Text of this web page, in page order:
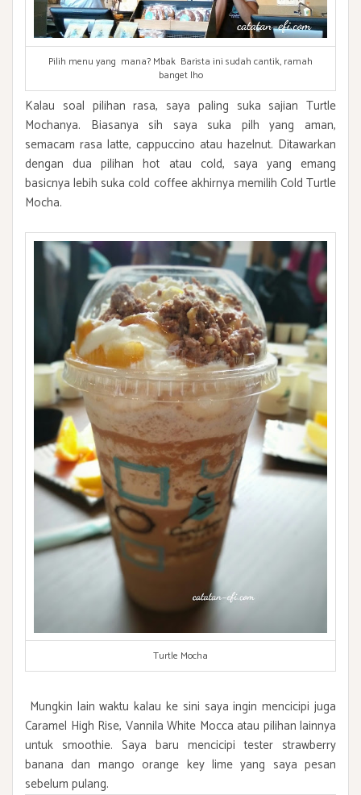
Pilih menu yang mana? Mbak Barista ini sudah cantik, ramah
banget lho
Kalau soal pilihan rasa, saya paling suka sajian Turtle
Mochanya. Biasanya sih saya suka pilh yang aman,
semacam rasa latte, cappuccino atau hazelnut. Ditawarkan
dengan dua pilihan hot atau cold, saya yang emang
basicnya lebih suka cold coffee akhirnya memilih Cold Turtle
Mocha.
Turtle Mocha
Mungkin lain waktu kalau ke sini saya ingin mencicipi juga
Caramel High Rise, Vannila White Mocca atau pilihan lainnya
untuk smoothie. Saya baru mencicipi tester strawberry
banana dan mango orange key lime yang saya pesan
sebelum pulang.